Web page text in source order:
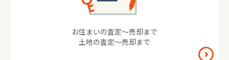
お住まいの査定〜売却まで
土地の査定〜売却まで